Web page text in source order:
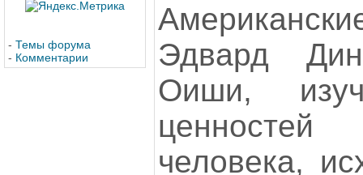
- Темы форума
- Комментарии
Эдвард
Оиши,
человека,